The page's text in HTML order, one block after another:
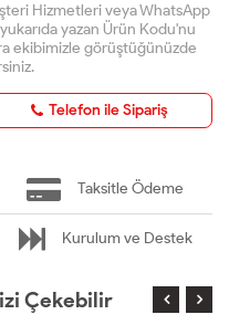
Hizmetleri veya WhatsApp
yazan Ürün Kodu'nu
ekibimizle görüştüğünüzde
Telefon ile Sipariş
Taksitle Ödeme
Kurulum ve Destek
Çekebilir